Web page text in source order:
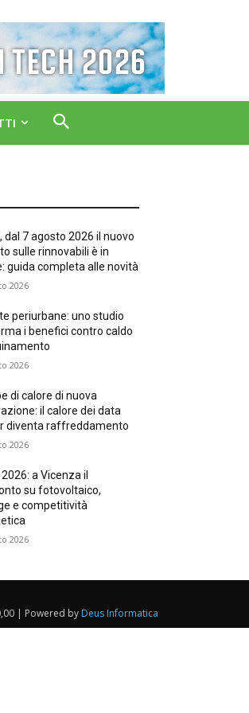
dal 7 agosto 2026 il nuovo
sulle rinnovabili è in
guida completa alle novità
2026
periurbane: uno studio
i benefici contro caldo
2026
di calore di nuova
il calore dei data
diventa raffreddamento
2026
2026: a Vicenza il
su fotovoltaico,
e competitività
2026
| Powered by Deus Informatica